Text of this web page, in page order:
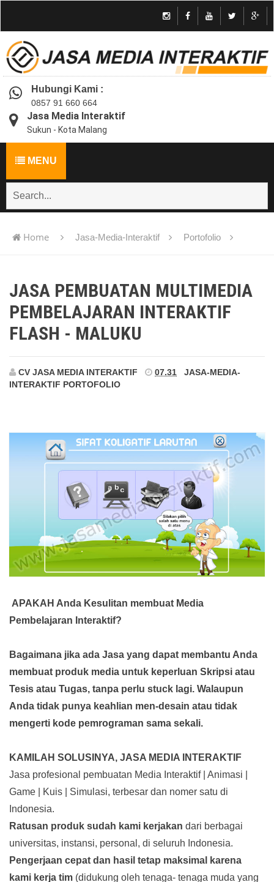
Hubungi Kami :
0857 91 660 664
Jasa Media Interaktif
Sukun - Kota Malang
MENU
Home Jasa-Media-Interaktif Portofolio
JASA PEMBUATAN MULTIMEDIA
PEMBELAJARAN INTERAKTIF
FLASH - MALUKU
CV JASA MEDIA INTERAKTIF 07.31
JASA-MEDIA-
INTERAKTIF PORTOFOLIO
APAKAH Anda Kesulitan membuat Media
Pembelajaran Interaktif?
Bagaimana jika ada Jasa yang dapat membantu Anda
membuat produk media untuk keperluan Skripsi atau
Tesis atau Tugas, tanpa perlu stuck lagi. Walaupun
Anda tidak punya keahlian men-desain atau tidak
mengerti kode pemrograman sama sekali.
KAMILAH SOLUSINYA, JASA MEDIA INTERAKTIF
Jasa profesional pembuatan Media Interaktif | Animasi |
Game | Kuis | Simulasi, terbesar dan nomer satu di
Indonesia.
Ratusan produk sudah kami kerjakan dari berbagai
universitas, instansi, personal, di seluruh Indonesia.
Pengerjaan cepat dan hasil tetap maksimal karena
kami kerja tim (didukung oleh tenaga- tenaga muda yang